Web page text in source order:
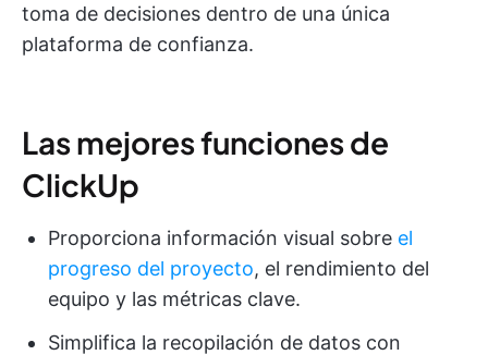
toma de decisiones dentro de una única
plataforma de confianza.
Las mejores funciones de
ClickUp
Proporciona información visual sobre el
progreso del proyecto, el rendimiento del
equipo y las métricas clave.
Simplifica la recopilación de datos con